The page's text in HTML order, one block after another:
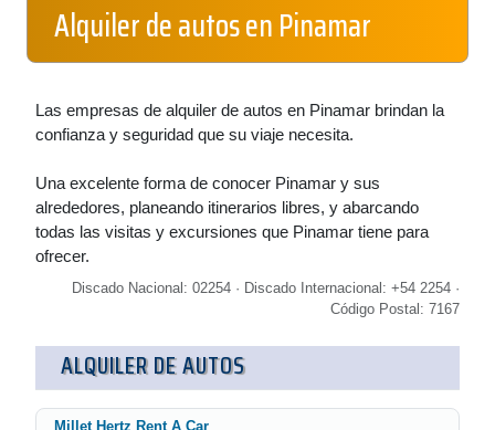
Alquiler de autos en Pinamar
Las empresas de alquiler de autos en Pinamar brindan la
confianza y seguridad que su viaje necesita.
Una excelente forma de conocer Pinamar y sus
alrededores, planeando itinerarios libres, y abarcando
todas las visitas y excursiones que Pinamar tiene para
ofrecer.
Discado Nacional: 02254 · Discado Internacional: +54 2254 ·
Código Postal: 7167
ALQUILER DE AUTOS
Millet Hertz Rent A Car